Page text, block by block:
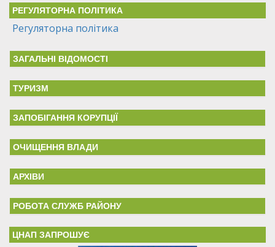
РЕГУЛЯТОРНА ПОЛІТИКА
Регуляторна політика
ЗАГАЛЬНІ ВІДОМОСТІ
ТУРИЗМ
ЗАПОБІГАННЯ КОРУПЦІЇ
ОЧИЩЕННЯ ВЛАДИ
АРХІВИ
РОБОТА СЛУЖБ РАЙОНУ
ЦНАП ЗАПРОШУЄ